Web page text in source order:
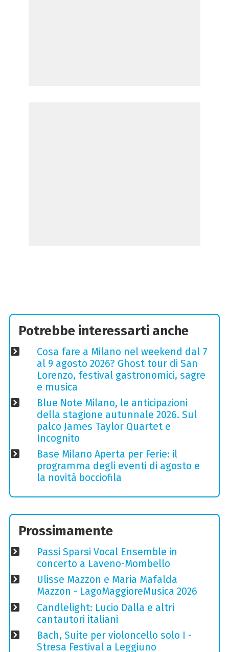
Potrebbe interessarti anche
Cosa fare a Milano nel weekend dal 7
al 9 agosto 2026? Ghost tour di San
Lorenzo, festival gastronomici, sagre
e musica
Blue Note Milano, le anticipazioni
della stagione autunnale 2026. Sul
palco James Taylor Quartet e
Incognito
Base Milano Aperta per Ferie: il
programma degli eventi di agosto e
la novità bocciofila
Prossimamente
Passi Sparsi Vocal Ensemble in
concerto a Laveno-Mombello
Ulisse Mazzon e Maria Mafalda
Mazzon - LagoMaggioreMusica 2026
Candlelight: Lucio Dalla e altri
cantautori italiani
Bach, Suite per violoncello solo I -
Stresa Festival a Leggiuno